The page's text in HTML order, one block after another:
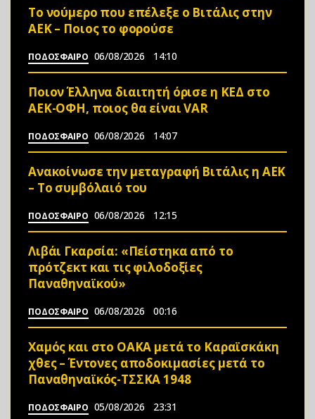
Το νούμερο που επέλεξε ο Βιτάλις στην
ΑΕΚ – Ποιος το φορούσε
ΠΟΔΟΣΦΑΙΡΟ 06/08/2026 14:10
Ποιον Έλληνα διαιτητή όρισε η ΚΕΔ στο
ΑΕΚ-ΟΦΗ, ποιος θα είναι VAR
ΠΟΔΟΣΦΑΙΡΟ 06/08/2026 14:07
Ανακοίνωσε την μεταγραφή Βιτάλις η ΑΕΚ
– Το συμβόλαιό του
ΠΟΔΟΣΦΑΙΡΟ 06/08/2026 12:15
Λιβάι Γκαρσία: «Πείστηκα από το
πρότζεκτ και τις φιλοδοξίες
Παναθηναϊκού»
ΠΟΔΟΣΦΑΙΡΟ 06/08/2026 00:16
Χαμός και στο ΟΑΚΑ μετά το Καραϊσκάκη
χθες – Έντονες αποδοκιμασίες μετά το
Παναθηναϊκός-ΤΣΣΚΑ 1948
ΠΟΔΟΣΦΑΙΡΟ 05/08/2026 23:31